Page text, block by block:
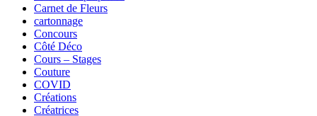
Carnet de Fleurs
cartonnage
Concours
Côté Déco
Cours – Stages
Couture
COVID
Créations
Créatrices